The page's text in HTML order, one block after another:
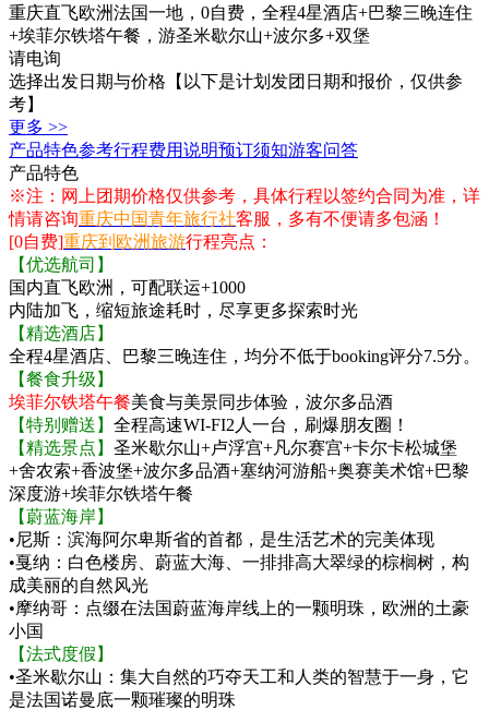
重庆直飞欧洲法国一地，0自费，全程4星酒店+巴黎三晚连住
+埃菲尔铁塔午餐，游圣米歇尔山+波尔多+双堡
请电询
选择出发日期与价格 【以下是计划发团日期和报价，仅供参
考】
更多 >>
产品特色参考行程费用说明预订须知游客问答
产品特色
※注：网上团期价格仅供参考，具体行程以签约合同为准，详
情请咨询重庆中国青年旅行社客服，多有不便请多包涵！
[0自费]重庆到欧洲旅游行程亮点：
【优选航司】
国内直飞欧洲，可配联运+1000
内陆加飞，缩短旅途耗时，尽享更多探索时光
【精选酒店】
全程4星酒店、巴黎三晚连住，均分不低于booking评分7.5分。
【餐食升级】
埃菲尔铁塔午餐美食与美景同步体验，波尔多品酒
【特别赠送】 全程高速WI-FI2人一台，刷爆朋友圈！
【精选景点】 圣米歇尔山+卢浮宫+凡尔赛宫+卡尔卡松城堡
+舍农索+香波堡+波尔多品酒+塞纳河游船+奥赛美术馆+巴黎
深度游+埃菲尔铁塔午餐
【蔚蓝海岸】
•尼斯：滨海阿尔卑斯省的首都，是生活艺术的完美体现
•戛纳：白色楼房、蔚蓝大海、一排排高大翠绿的棕榈树，构
成美丽的自然风光
•摩纳哥：点缀在法国蔚蓝海岸线上的一颗明珠，欧洲的土豪
小国
【法式度假】
•圣米歇尔山：集大自然的巧夺天工和人类的智慧于一身，它
是法国诺曼底一颗璀璨的明珠